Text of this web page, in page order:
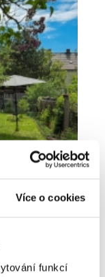
Více o cookies
funkcí